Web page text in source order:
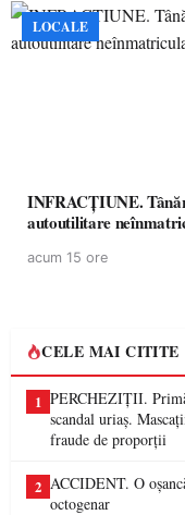
LOCALE
INFRACȚIUNE.
autoutilitare
acum 15 ore
CELE MAI CITITE
1 PERCHEZIȚII.
scandal uriaș.
fraude de proporții
2 ACCIDENT. O
octogenar